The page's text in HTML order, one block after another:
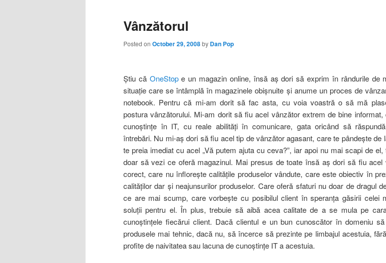
Vânzătorul
Posted on October 29, 2008by Dan Pop
Ştiu că OneStope un magazin online, însă aş dori să exprim în rândurile de
situaţie care se întâmplă în magazinele obişnuite şi anume un proces de
notebook. Pentru că mi-am dorit să fac asta, cu voia voastră o să mă
postura vânzătorului. Mi-am dorit să fiu acel vânzător extrem de bine
cunoştinţe în IT, cu reale abilităţi în comunicare, gata oricând să
întrebări. Nu mi-aş dori să fiu acel tip de vânzător agasant, care te pândeşte de
te preia imediat cu acel „Vă putem ajuta cu ceva?”, iar apoi nu mai scapi de el,
doar să vezi ce oferă magazinul. Mai presus de toate însă aş dori să fiu acel
corect, care nu înfloreşte calităţile produselor vândute, care este obiectiv în
calităţilor dar şi neajunsurilor produselor. Care oferă sfaturi nu doar de dragul
ce are mai scump, care vorbeşte cu posibilul client în speranţa găsirii celei
soluţii pentru el. În plus, trebuie să aibă acea calitate de a se mula pe
cunoştinţele fiecărui client. Dacă clientul e un bun cunoscător în domeniu
produsele mai tehnic, dacă nu, să încerce să prezinte pe limbajul acestuia,
profite de naivitatea sau lacuna de cunoştinţe IT a acestuia.